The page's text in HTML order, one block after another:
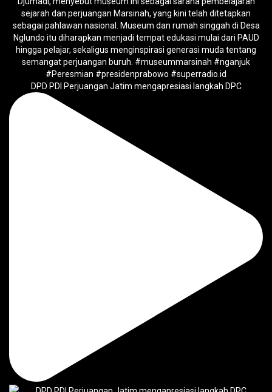
DPD PDI Perjuangan Jatim mengapresiasi langkah DPC